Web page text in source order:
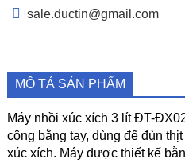
sale.ductin@gmail.com
MÔ TẢ SẢN PHẨM
Máy nhồi xúc xích 3 lít ĐT-
công bằng tay, dùng để đùn
xúc xích. Máy được thiết kế